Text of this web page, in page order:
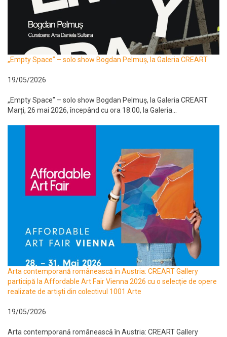
„Empty Space” – solo show Bogdan Pelmuș, la Galeria CREART
19/05/2026
„Empty Space” – solo show Bogdan Pelmuș, la Galeria CREART
Marți, 26 mai 2026, începând cu ora 18:00, la Galeria...
Arta contemporană românească în Austria: CREART Gallery
participă la Affordable Art Fair Vienna 2026 cu o selecție de opere
realizate de artiști din colectivul 1001 Arte
19/05/2026
Arta contemporană românească în Austria: CREART Gallery